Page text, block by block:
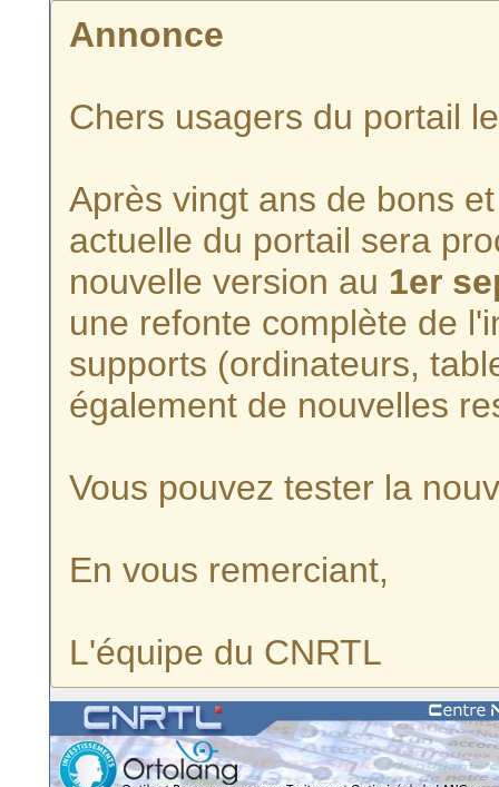
Annonce
Chers usagers du portail
Après vingt ans de bons
actuelle du portail sera
nouvelle version au 1er
une refonte complète de
supports (ordinateurs,
également de nouvelles
Vous pouvez tester la
En vous remerciant,
L'équipe du CNRTL